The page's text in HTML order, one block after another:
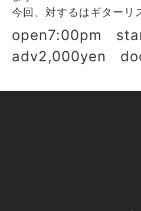
今回、対するはギターリ
open7:00pm
adv2,000yen